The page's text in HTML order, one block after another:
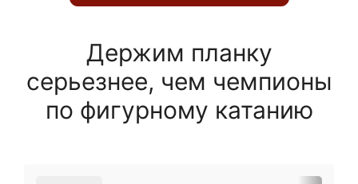
Держим планку
серьезнее, чем чемпионы
по фигурному катанию